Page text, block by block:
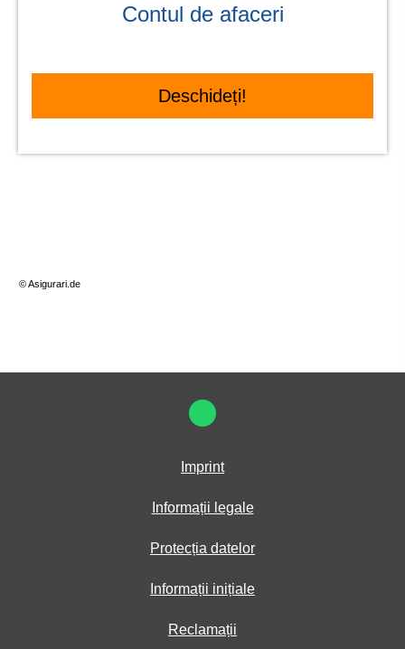
Contul de afaceri
Deschideți!
© Asigurari.de
Imprint
Informații legale
Protecția datelor
Informații inițiale
Reclamații